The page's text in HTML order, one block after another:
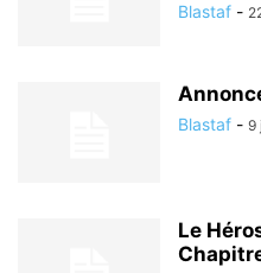
Blastaf -
Blastaf - 9
Le